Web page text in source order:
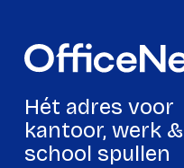
Hét adres voor
kantoor, werk &
school spullen